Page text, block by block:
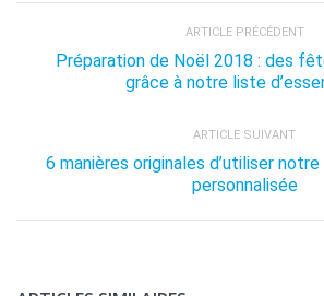
ARTICLE PRÉCÉDENT
Préparation de Noël 2018 : des
grâce à notre liste
ARTICLE SUIVANT
6 manières originales d’utiliser
personnalisée